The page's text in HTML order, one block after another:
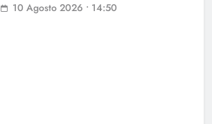
10 Agosto 2026 • 14:50